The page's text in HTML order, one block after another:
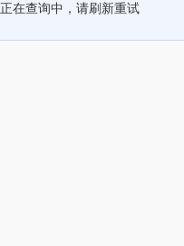
正在查询中，请刷新重试